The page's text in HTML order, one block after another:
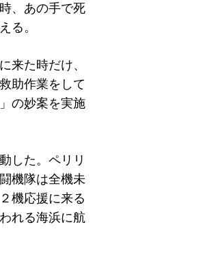
、あの手で死
る。
来た時だけ、
助作業をして
の妙案を実施
した。ペリリ
機隊は全機未
機応援に来る
れる海浜に航